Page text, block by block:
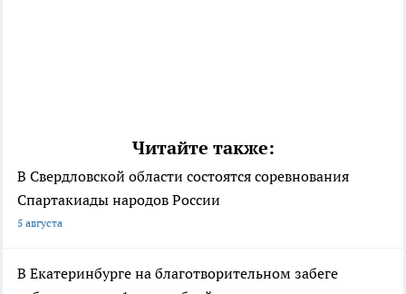
Читайте также:
В Свердловской области состоятся соревнования
Спартакиады народов России
5 августа
В Екатеринбурге на благотворительном забеге